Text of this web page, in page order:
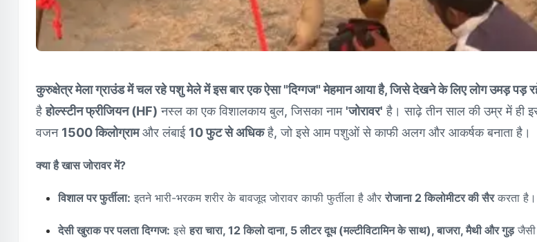
कुरुक्षेत्र मेला ग्राउंड में चल रहे पशु मेले में इस बार एक ऐसा "दिग्गज" मेहमान आया है, जिसे देखने के लिए लोग उमड़ पड़
हैहोल्स्टीन फ्रीजियन (HF) नस्ल का एक विशालकाय बुल, जिसका नाम 'जोरावर' है। साढ़े तीन साल की उम्र में ही
वजन 1500 किलोग्रामऔर लंबाई 10 फुट से अधिकहै, जो इसे आम पशुओं से काफी अलग और आकर्षक बनाता है।
क्या है खास जोरावर में?
विशाल पर फुर्तीला: इतने भारी-भरकम शरीर के बावजूद जोरावर काफी फुर्तीला है औररोजाना 2 किलोमीटर की सैरकरता है।
देसी खुराक पर पलता दिग्गज: इसेहरा चारा, 12 किलो दाना, 5 लीटर दूध (मल्टीविटामिन के साथ), बाजरा, मैथी और गुड़जैसी